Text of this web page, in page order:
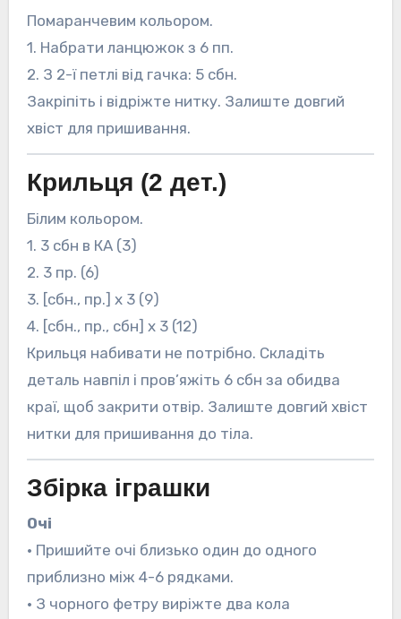
Помаранчевим кольором.
1. Набрати ланцюжок з 6 пп.
2. З 2-ї петлі від гачка: 5 сбн.
Закріпіть і відріжте нитку. Залиште довгий
хвіст для пришивання.
Крильця (2 дет.)
Білим кольором.
1. 3 сбн в КА (3)
2. 3 пр. (6)
3. [сбн., пр.] x 3 (9)
4. [сбн., пр., сбн] x 3 (12)
Крильця набивати не потрібно. Складіть
деталь навпіл і пров’яжіть 6 сбн за обидва
краї, щоб закрити отвір. Залиште довгий хвіст
нитки для пришивання до тіла.
Збірка іграшки
Очі
• Пришийте очі близько один до одного
приблизно між 4-6 рядками.
• З чорного фетру виріжте два кола